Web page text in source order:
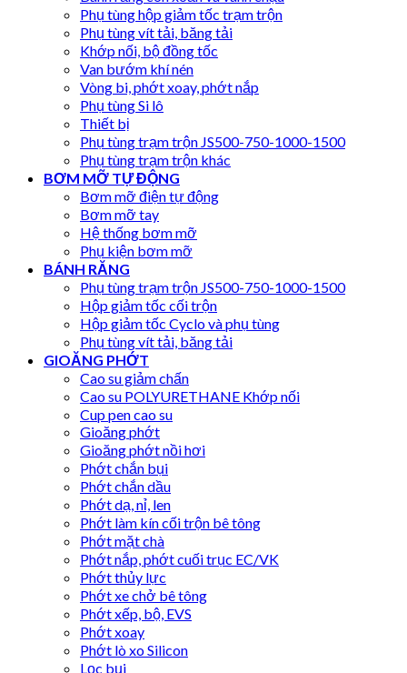
Phụ tùng hộp giảm tốc trạm trộn
Phụ tùng vít tải, băng tải
Khớp nối, bộ đồng tốc
Van bướm khí nén
Vòng bi, phớt xoay, phớt nắp
Phụ tùng Si lô
Thiết bị
Phụ tùng trạm trộn JS500-750-1000-1500
Phụ tùng trạm trộn khác
BƠM MỠ TỰ ĐỘNG
Bơm mỡ điện tự động
Bơm mỡ tay
Hệ thống bơm mỡ
Phụ kiện bơm mỡ
BÁNH RĂNG
Phụ tùng trạm trộn JS500-750-1000-1500
Hộp giảm tốc cối trộn
Hộp giảm tốc Cyclo và phụ tùng
Phụ tùng vít tải, băng tải
GIOĂNG PHỚT
Cao su giảm chấn
Cao su POLYURETHANE Khớp nối
Cup pen cao su
Gioăng phớt
Gioăng phớt nồi hơi
Phớt chắn bụi
Phớt chắn dầu
Phớt dạ, nỉ, len
Phớt làm kín cối trộn bê tông
Phớt mặt chà
Phớt nắp, phớt cuối trục EC/VK
Phớt thủy lực
Phớt xe chở bê tông
Phớt xếp, bộ, EVS
Phớt xoay
Phớt lò xo Silicon
Lọc bụi